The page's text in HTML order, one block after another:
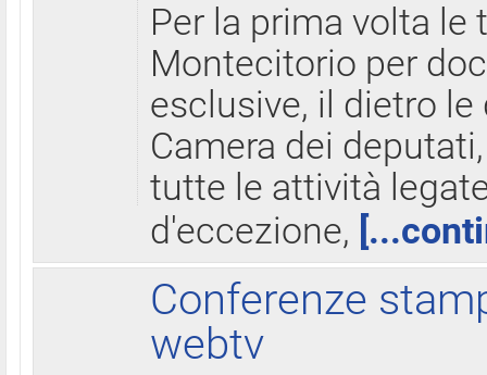
Per la prima volta le
Montecitorio per
esclusive, il dietro
Camera dei
tutte le attività
d'eccezione,
Conferenze
webtv